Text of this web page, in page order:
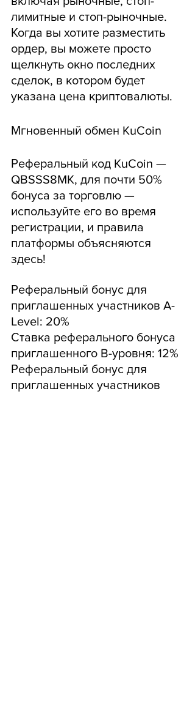
лимитные и стоп-рыночные.
Когда вы хотите разместить
ордер, вы можете просто
щелкнуть окно последних
сделок, в котором будет
указана цена криптовалюты.
Мгновенный обмен KuCoin
Реферальный код KuCoin —
QBSSS8MK, для почти 50%
бонуса за торговлю —
используйте его во время
регистрации, и правила
платформы объясняются
здесь!
Реферальный бонус для
приглашенных участников A-
Level: 20%
Ставка реферального бонуса
приглашенного B-уровня: 12%
Реферальный бонус для
приглашенных участников